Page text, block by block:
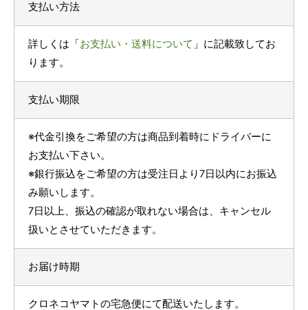
支払い方法
詳しくは「お支払い・送料について 」に記載致してお
ります。
支払い期限
※代金引換をご希望の方は商品到着時にドライバーに
お支払い下さい。
※銀行振込をご希望の方は受注日より7日以内にお振込
み願いします。
7日以上、振込の確認が取れない場合は、キャンセル
扱いとさせていただきます。
お届け時期
クロネコヤマトの宅急便にて配送いたします。